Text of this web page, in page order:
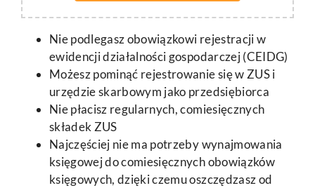
Nie podlegasz obowiązkowi rejestracji w
ewidencji działalności gospodarczej (CEIDG)
Możesz pominąć rejestrowanie się w ZUS i
urzędzie skarbowym jako przedsiębiorca
Nie płacisz regularnych, comiesięcznych
składek ZUS
Najczęściej nie ma potrzeby wynajmowania
księgowej do comiesięcznych obowiązków
księgowych, dzięki czemu oszczędzasz od